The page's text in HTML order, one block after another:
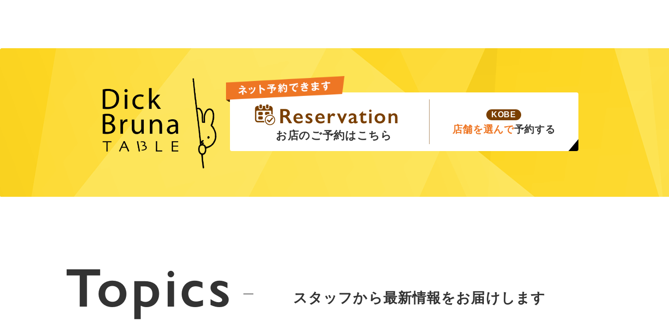
お店のご予約はこちら
KOBE
店舗を選んで予約する
Topics スタッフから最新情報をお届けします